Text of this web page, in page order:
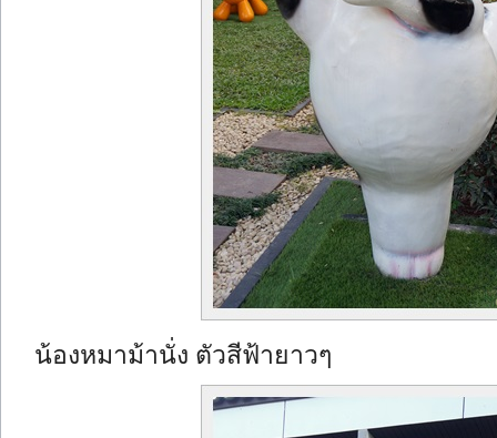
น้องหมาม้านั่ง ตัวสีฟ้ายาวๆ